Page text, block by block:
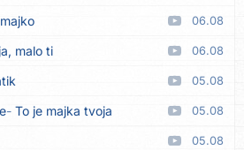
06.08
malo ti 06.08
05.08
To je majka tvoja 05.08
05.08